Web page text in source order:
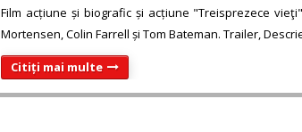
Film acțiune și biografic și acțiune "Treisprezece
Mortensen, Colin Farrell și Tom Bateman. Trailer,
Citiți mai multe